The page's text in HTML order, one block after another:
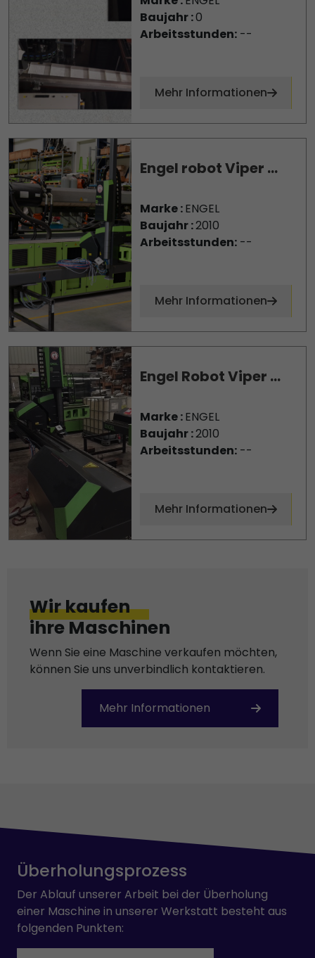
Baujahr :0
Arbeitsstunden:--
Mehr Informationen
Engel robot Viper ...
Marke :ENGEL
Baujahr :2010
Arbeitsstunden:--
Mehr Informationen
Engel Robot Viper ...
Marke :ENGEL
Baujahr :2010
Arbeitsstunden:--
Mehr Informationen
Wir kaufen
ihre Maschinen
Wenn Sie eine Maschine verkaufen möchten,
können Sie uns unverbindlich kontaktieren.
Mehr Informationen
Überholungsprozess
Der Ablauf unserer Arbeit bei der Überholung
einer Maschine in unserer Werkstatt besteht aus
folgenden Punkten: